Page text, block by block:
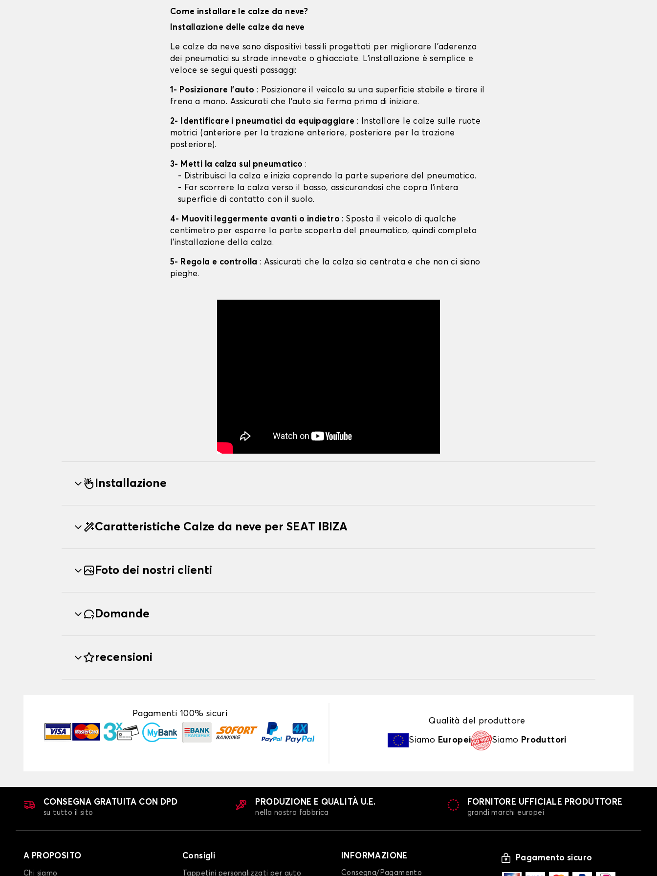
Come installare le calze da neve?
Installazione delle calze da neve
Le calze da neve sono dispositivi tessili progettati per migliorare l'aderenza
dei pneumatici su strade innevate o ghiacciate. L'installazione è semplice e
veloce se segui questi passaggi:
1- Posizionare l'auto : Posizionare il veicolo su una superficie stabile e tirare il
freno a mano. Assicurati che l'auto sia ferma prima di iniziare.
2- Identificare i pneumatici da equipaggiare : Installare le calze sulle ruote
motrici (anteriore per la trazione anteriore, posteriore per la trazione
posteriore).
3- Metti la calza sul pneumatico:
- Distribuisci la calza e inizia coprendo la parte superiore del pneumatico.
- Far scorrere la calza verso il basso, assicurandosi che copra l'intera
superficie di contatto con il suolo.
4- Muoviti leggermente avanti o indietro: Sposta il veicolo di qualche
centimetro per esporre la parte scoperta del pneumatico, quindi completa
l'installazione della calza.
5- Regola e controlla : Assicurati che la calza sia centrata e che non ci siano
pieghe.
Installazione
Caratteristiche Calze da neve per SEAT IBIZA
Foto dei nostri clienti
Domande
recensioni
Pagamenti 100% sicuri
Qualità del produttore
Siamo Europei Siamo Produttori
CONSEGNA GRATUITA CON DPD
su tutto il sito
PRODUZIONE E QUALITÀ U.E.
nella nostra fabbrica
FORNITORE UFFICIALE PRODUTTORE
grandi marchi europei
A PROPOSITO
Chi siamo
Consigli
Tappetini personalizzati per auto
INFORMAZIONE
Consegna/Pagamento
Pagamento sicuro